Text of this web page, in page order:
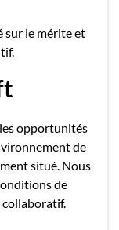
sur le mérite et
opportunités
de
situé. Nous
de
collaboratif.